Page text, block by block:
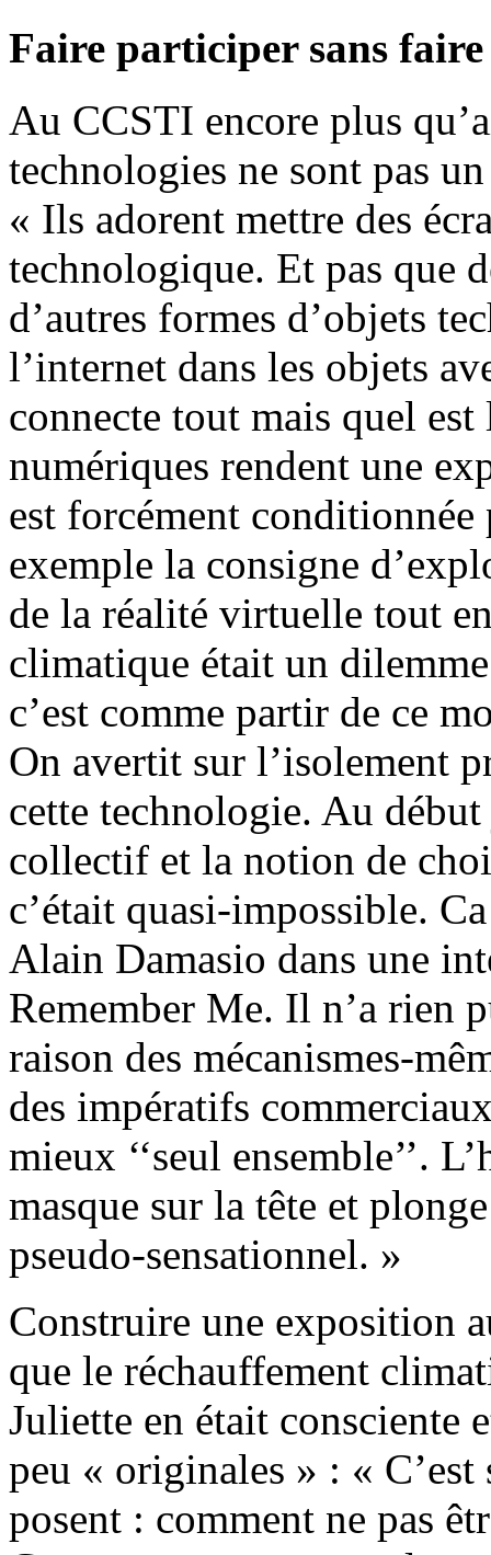
Faire participer sans faire
Au CCSTI encore plus
technologies ne sont pas
« Ils adorent mettre des
technologique. Et pas que
d’autres formes d’objets
l’internet dans les objets
connecte tout mais quel
numériques rendent une
est forcément conditionnée
exemple la consigne
de la réalité virtuelle tout
climatique était un
c’est comme partir de ce
On avertit sur l’isolement
cette technologie. Au
collectif et la notion de
c’était quasi-impossible.
Alain Damasio dans une
Remember Me. Il n’a rien
raison des mécanismes-
des impératifs
mieux ‘‘seul ensemble’’.
masque sur la tête et
pseudo-sensationnel. »
Construire une exposition
que le réchauffement
Juliette en était consciente
peu « originales » : «
posent : comment ne pas